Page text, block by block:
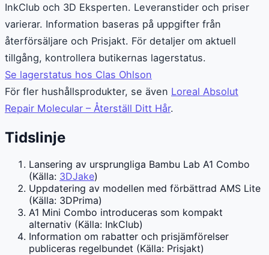
InkClub och 3D Eksperten. Leveranstider och priser
varierar. Information baseras på uppgifter från
återförsäljare och Prisjakt. För detaljer om aktuell
tillgång, kontrollera butikernas lagerstatus.
Se lagerstatus hos Clas Ohlson
För fler hushållsprodukter, se även Loreal Absolut
Repair Molecular – Återställ Ditt Hår.
Tidslinje
Lansering av ursprungliga Bambu Lab A1 Combo
(Källa: 3DJake)
Uppdatering av modellen med förbättrad AMS Lite
(Källa: 3DPrima)
A1 Mini Combo introduceras som kompakt
alternativ (Källa: InkClub)
Information om rabatter och prisjämförelser
publiceras regelbundet (Källa: Prisjakt)